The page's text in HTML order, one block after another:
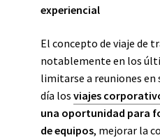
experiencial
El concepto de viaje de
notablemente en los
limitarse a reuniones en
día los viajes
una oportunidad para
de equipos, mejorar la